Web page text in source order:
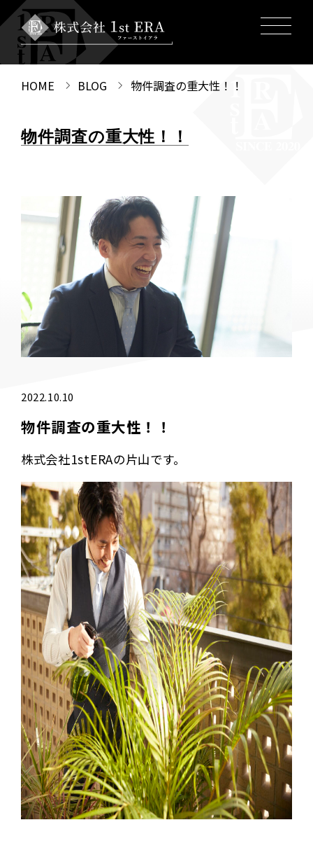
HOME BLOG 物件調査の重大性！！
物件調査の重大性！！
2022.10.10
物件調査の重大性！！
株式会社1stERAの片山です。